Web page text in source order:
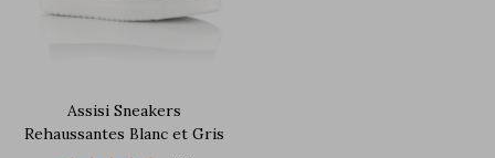
Assisi Sneakers
Rehaussantes Blanc et Gris